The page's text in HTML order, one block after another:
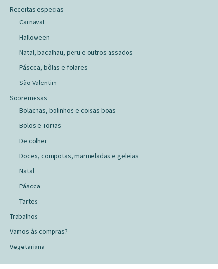
Receitas especias
Carnaval
Halloween
Natal, bacalhau, peru e outros assados
Páscoa, bôlas e folares
São Valentim
Sobremesas
Bolachas, bolinhos e coisas boas
Bolos e Tortas
De colher
Doces, compotas, marmeladas e geleias
Natal
Páscoa
Tartes
Trabalhos
Vamos às compras?
Vegetariana